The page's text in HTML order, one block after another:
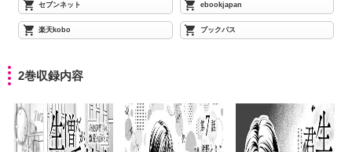
セブンネット ebookjapan
楽天kobo ブックパス
2巻収録内容